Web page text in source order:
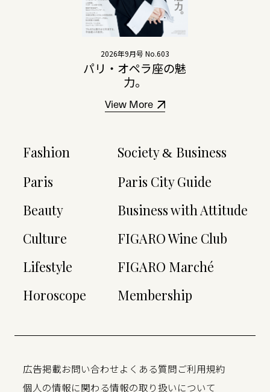
2026年9月号 No.603
パリ・オペラ座の魅
力。
View More
Fashion
Paris
Beauty
Culture
Lifestyle
Horoscope
Society& Business
Paris City Guide
Business with Attitude
FIGARO Wine Club
FIGARO Marché
Membership
広告掲載お問い合わせよくある質問ご利用規約
個人の情報に関わる情報の取り扱いについて